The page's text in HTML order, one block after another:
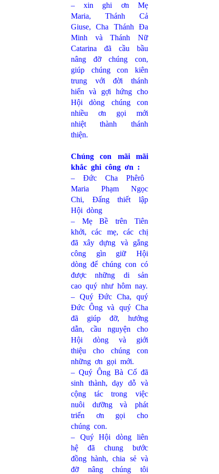
– xin ghi ơn Mẹ
Maria, Thánh Cả
Giuse, Cha Thánh Đa
Minh và Thánh Nữ
Catarina đã cầu bầu
nâng đỡ chúng con,
giúp chúng con kiên
trung với đời thánh
hiến và gợi hứng cho
Hội dòng chúng con
nhiều ơn gọi mới
nhiệt thành thánh
thiện.
Chúng con mãi mãi
khắc ghi công ơn :
– Đức Cha Phêrô
Maria Phạm Ngọc
Chi, Đấng thiết lập
Hội dòng
– Mẹ Bề trên Tiên
khởi, các mẹ, các chị
đã xây dựng và gắng
công gìn giữ Hội
dòng để chúng con có
được những di sản
cao quý như hôm nay.
– Quý Đức Cha, quý
Đức Ông và quý Cha
đã giúp đỡ, hướng
dẫn, cầu nguyện cho
Hội dòng và giới
thiệu cho chúng con
những ơn gọi mới.
– Quý Ông Bà Cố đã
sinh thành, dạy dỗ và
cộng tác trong việc
nuôi dưỡng và phát
triển ơn gọi cho
chúng con.
– Quý Hội dòng liên
hệ đã chung bước
đồng hành, chia sẻ và
đỡ nâng chúng tôi